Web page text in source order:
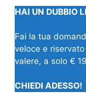
HAI UN DUBBIO
Fai la tua
veloce e
valere, a solo €
CHIEDI ADESSO!